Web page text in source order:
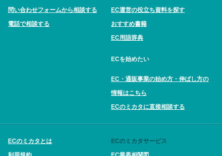
問い合わせフォームから相談する
電話で相談する
EC運営の役立ち資料を探す
おすすめ書籍
EC用語辞典
ECを始めたい
EC・通販事業の始め方・伸ばし方の
情報はこちら
ECのミカタに直接相談する
ECのミカタとは
ECのミカタサービス